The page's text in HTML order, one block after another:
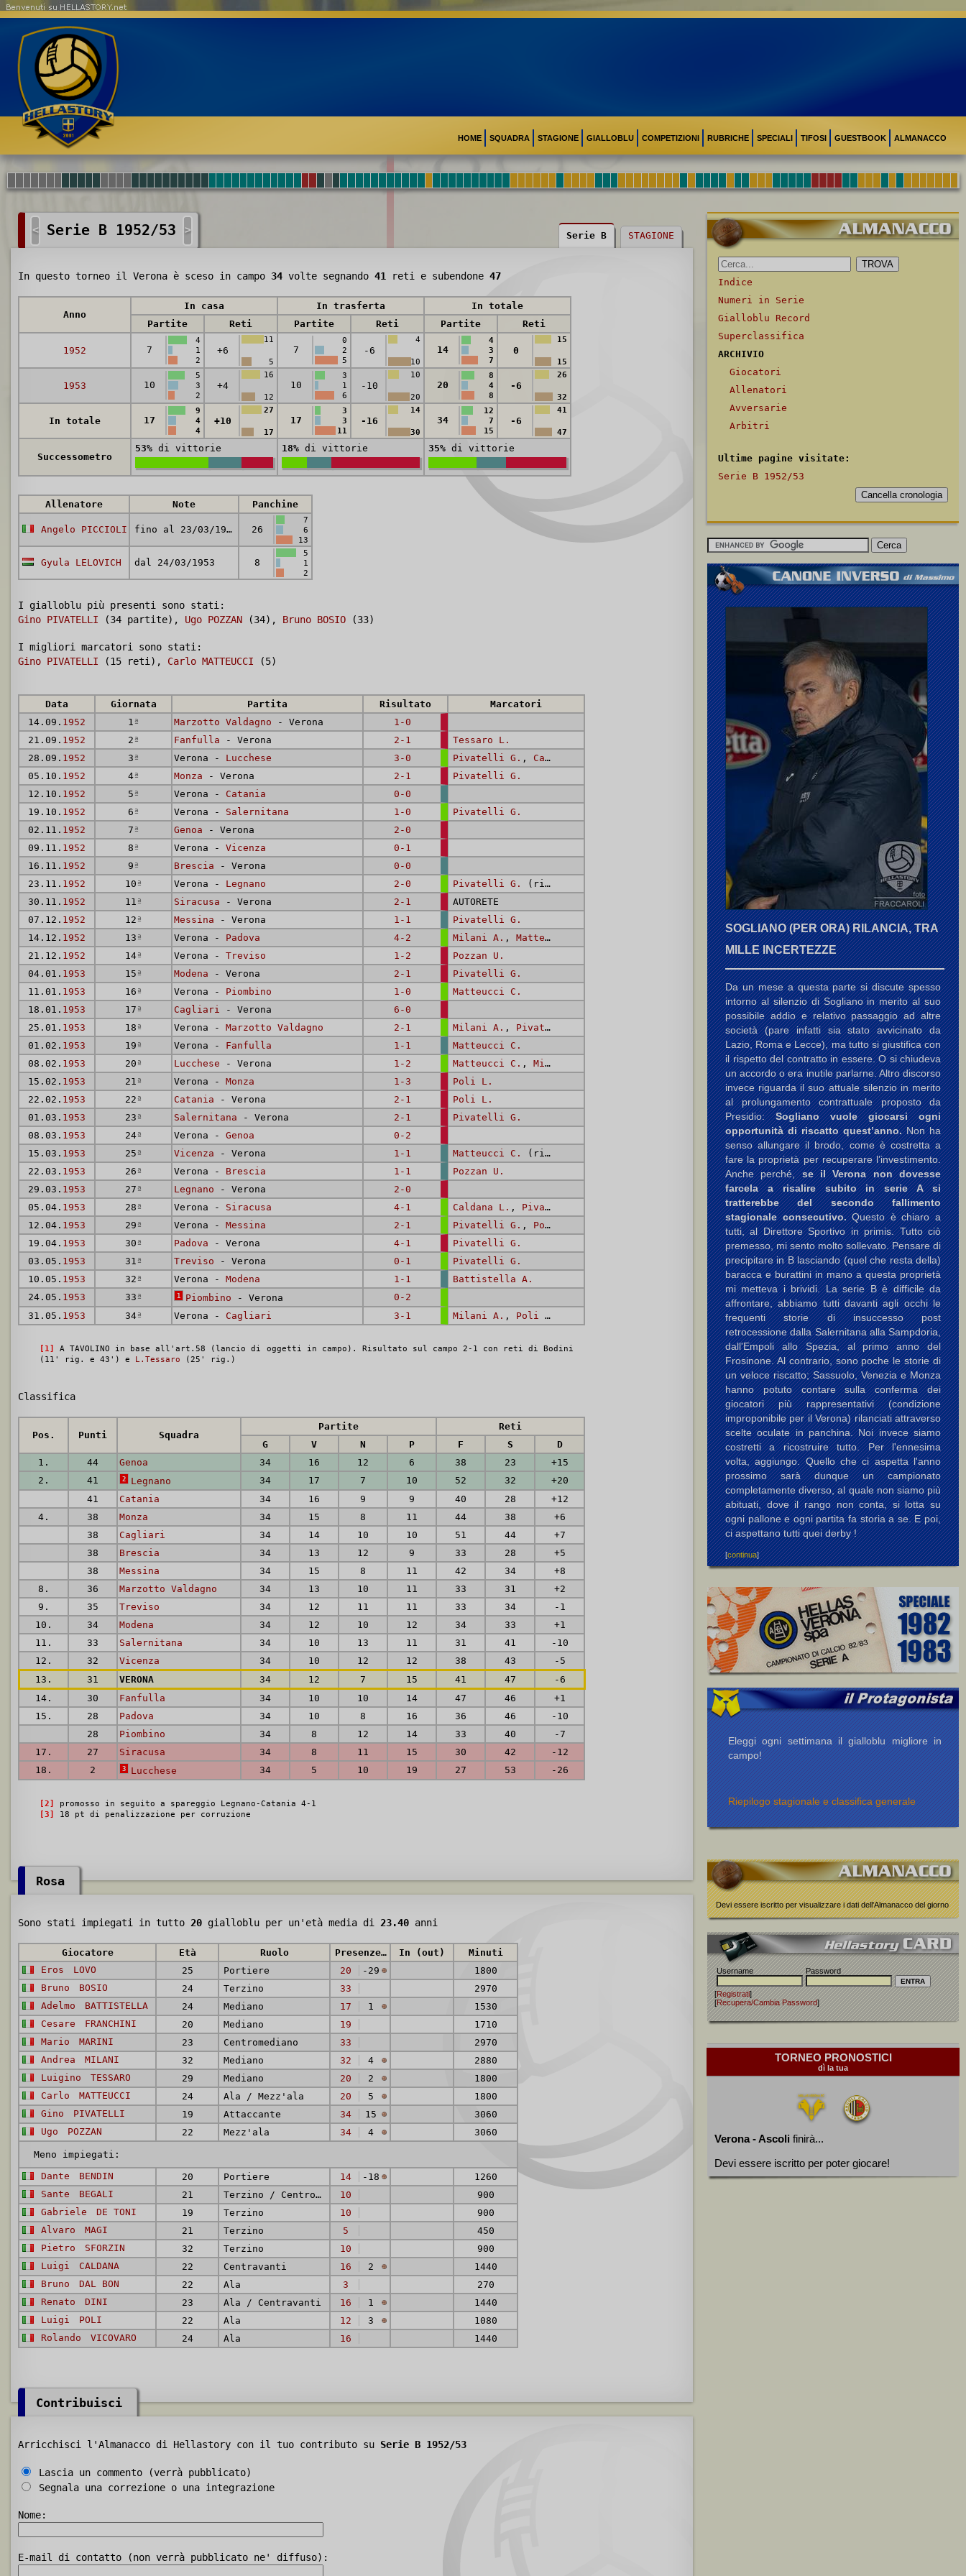
HOME SQUADRA STAGIONE GIALLOBLU COMPETIZIONI RUBRICHE SPECIALI TIFOSI GUESTBOOK ALMANACCO
Benvenuti su HELLASTORY.net
< Serie B 1952/53 > Serie B STAGIONE
In questo torneo il Verona è sceso in campo 34 volte segnando 41 reti e subendone 47
Anno
In casa In trasferta
In totale
Partite
Reti Partite Reti Partite Reti
1952 7
4
1
2
+6
11
5
7
0
2
5
-6
4
10
14
4
3
7
0
15
15
1953 10
5
3
2
+4
16
12
10
3
1
6
-10
10
20
20
8
4
8
-6
26
32
In totale 17
9
4
4
+10
27
17
17
3
3
11
-16
14
30
34
12
7
15
-6
41
47
Successometro
53% di vittorie 18% di vittorie 35% di vittorie
Allenatore Note Panchine
Angelo PICCIOLI fino al 23/03/1953 26
7
6
13
Gyula LELOVICH dal 24/03/1953 8
5
1
2
I gialloblu più presenti sono stati:
Gino PIVATELLI (34 partite), Ugo POZZAN (34), Bruno BOSIO (33)
I migliori marcatori sono stati:
Gino PIVATELLI (15 reti), Carlo MATTEUCCI (5)
Data Giornata Partita Risultato
Marcatori
14.09. 1952 1 ª Marzotto Valdagno - Verona
1-0
21.09. 1952 2 ª Fanfulla - Verona 2-1
Tessaro L.
28.09. 1952 3 ª Verona - Lucchese 3-0 Pivatelli G. , Caldana L.
05.10. 1952 4ª Monza - Verona 2-1
Pivatelli G.
12.10. 1952 5 ª Verona - Catania
0-0
19.10. 1952 6 ª Verona - Salernitana 1-0
Pivatelli G.
02.11. 1952 7 ª Genoa - Verona
2-0
09.11. 1952 8 ª Verona - Vicenza
0-1
16.11. 1952 9 ª Brescia - Verona
0-0
23.11. 1952 10 ª Verona - Legnano 2-0 Pivatelli G. (rig.),
30.11. 1952 11 ª Siracusa - Verona 2-1
AUTORETE
07.12. 1952 12 ª Messina - Verona 1-1
Pivatelli G.
14.12. 1952 13 ª Verona - Padova 4-2 Milani A. , Matteucci C. (rig.),Tessaro L.
21.12. 1952 14ª Verona - Treviso 1-2
Pozzan U.
04.01. 1953 15 ª Modena - Verona 2-1
Pivatelli G.
11.01. 1953 16 ª Verona - Piombino 1-0
Matteucci C.
18.01. 1953 17 ª Cagliari - Verona
6-0
25.01. 1953 18 ª Verona - Marzotto Valdagno 2-1 Milani A. , Pivatelli G.
01.02. 1953 19 ª Verona - Fanfulla 1-1
Matteucci C.
08.02. 1953 20 ª Lucchese - Verona 1-2 Matteucci C. , Milani A.
15.02. 1953 21 ª Verona - Monza 1-3
Poli L.
22.02. 1953 22 ª Catania - Verona 2-1
Poli L.
01.03. 1953 23 ª Salernitana - Verona 2-1
Pivatelli G.
08.03. 1953 24ª Verona - Genoa
0-2
15.03. 1953 25 ª Vicenza - Verona 1-1 Matteucci C.
(rig.)
22.03. 1953 26 ª Verona - Brescia 1-1
Pozzan U.
29.03. 1953 27 ª Legnano - Verona
2-0
05.04. 1953 28 ª Verona - Siracusa 4-1 Caldana L. , Pivatelli G.
Pivatelli G.
12.04. 1953 29 ª Verona - Messina 2-1 Pivatelli G. , Pozzan U.
19.04. 1953 30 ª Padova - Verona 4-1
Pivatelli G.
03.05. 1953 31 ª Treviso - Verona 0-1
Pivatelli G.
10.05. 1953 32 ª Verona - Modena 1-1
Battistella A.
24.05. 1953 33 ª 1 Piombino - Verona
0-2
31.05. 1953 34ª Verona - Cagliari 3-1 Milani A. , Poli L.
[1]
A TAVOLINO in base all'art.58 (lancio di oggetti in campo). Risultato sul campo 2-1 con reti di Bodini
(11' rig. e 43') e L.Tessaro (25' rig.)
Classifica
Pos. Punti Squadra
Partite
Reti
G
V N P F S
D
1.
44 Genoa 34 16 12 6 38 23
+15
2.
41 2 Legnano 34 17 7 10 52 32
+20
41
Catania 34 16 9 9 40 28
+12
4.
38 Monza 34 15 8 11 44 38
+6
38
Cagliari 34 14 10 10 51 44
+7
38
Brescia 34 13 12 9 33 28
+5
38
Messina 34 15 8 11 42 34
+8
8.
36 Marzotto Valdagno 34 13 10 11 33 31
+2
9.
35 Treviso 34 12 11 11 33 34
-1
10.
34 Modena 34 12 10 12 34 33
+1
11.
33 Salernitana 34 10 13 11 31 41
-10
12.
32 Vicenza 34 10 12 12 38 43
-5
13.
31 VERONA 34 12 7 15 41 47
-6
14.
30 Fanfulla 34 10 10 14 47 46
+1
15.
28 Padova 34 10 8 16 36 46
-10
28
Piombino 34 8 12 14 33 40
-7
17.
27 Siracusa 34 8 11 15 30 42
-12
18.
2 3 Lucchese 34 5 10 19 27 53 -26
[2]
promosso in seguito a spareggio Legnano-Catania 4-1
[3]
18 pt di penalizzazione per corruzione
Rosa
Sono stati impiegati in tutto 20 gialloblu per un'età media di 23.40 anni
Giocatore Età Ruolo Presenze (reti) In (out)
Minuti
Eros
LOVO 25 Portiere 20 -29
1800
Bruno
BOSIO 24 Terzino 33
2970
Adelmo
BATTISTELLA 24 Mediano 17 1
1530
Cesare
FRANCHINI 20 Mediano 19
1710
Mario
MARINI 23 Centromediano 33
2970
Andrea
MILANI 32 Mediano 32 4
2880
Luigino
TESSARO 29 Mediano 20 2
1800
Carlo
MATTEUCCI 24 Ala / Mezz'ala 20 5
1800
Gino
PIVATELLI 19 Attaccante 34 15
3060
Ugo
POZZAN 22 Mezz'ala 34 4 3060
Meno impiegati:
Dante
BENDIN 20 Portiere 14 -18
1260
Sante
BEGALI 21 Terzino / Centromediano 10
900
Gabriele
DE TONI 19 Terzino 10
900
Alvaro
MAGI 21 Terzino 5
450
Pietro
SFORZIN 32 Terzino 10
900
Luigi
CALDANA 22 Centravanti 16 2
1440
Bruno
DAL BON 22 Ala 3
270
Renato
DINI 23 Ala / Centravanti 16 1
1440
Luigi
POLI 22 Ala 12 3
1080
Rolando
VICOVARO 24 Ala 16 1440
Contribuisci
Arricchisci l'Almanacco di Hellastory con il tuo contributo su Serie B 1952/53
Lascia un commento (verrà pubblicato)
Segnala una correzione o una integrazione
Nome:
E-mail di contatto (non verrà pubblicato ne' diffuso):
Indice
Numeri in Serie
Gialloblu Record
Superclassifica
ARCHIVIO
Giocatori
Allenatori
Avversarie
Arbitri
Ultime pagine visitate:
Serie B 1952/53
SOGLIANO (PER ORA) RILANCIA, TRA
MILLE INCERTEZZE
Da un mese a questa parte si discute spesso
intorno al silenzio di Sogliano in merito al suo
possibile addio e relativo passaggio ad altre
società (pare infatti sia stato avvicinato da
Lazio, Roma e Lecce), ma tutto si giustifica con
il rispetto del contratto in essere. O si chiudeva
un accordo o era inutile parlarne. Altro discorso
invece riguarda il suo attuale silenzio in merito
al prolungamento contrattuale proposto da
Presidio:Sogliano vuole giocarsi ogni
opportunità di riscatto quest’anno.Non ha
senso allungare il brodo, come è costretta a
fare la proprietà per recuperare l’investimento.
Anche perché,se il Verona non dovesse
farcela a risalire subito in serie A si
tratterebbe del secondo fallimento
stagionale consecutivo.Questo è chiaro a
tutti, al Direttore Sportivo in primis. Tutto ciò
premesso, mi sento molto sollevato. Pensare di
precipitare in B lasciando (quel che resta della)
baracca e burattini in mano a questa proprietà
mi metteva i brividi. La serie B è difficile da
affrontare, abbiamo tutti davanti agli occhi le
frequenti storie di insuccesso post
retrocessione dalla Salernitana alla Sampdoria,
dall'Empoli allo Spezia, al primo anno del
Frosinone. Al contrario, sono poche le storie di
un veloce riscatto; Sassuolo, Venezia e Monza
hanno potuto contare sulla conferma dei
giocatori più rappresentativi (condizione
improponibile per il Verona) rilanciati attraverso
scelte oculate in panchina. Noi invece siamo
costretti a ricostruire tutto. Per l'ennesima
volta, aggiungo. Quello che ci aspetta l'anno
prossimo sarà dunque un campionato
completamente diverso, al quale non siamo più
abituati, dove il rango non conta, si lotta su
ogni pallone e ogni partita fa storia a se. E poi,
ci aspettano tutti quei derby !
[continua]
Eleggi ogni settimana il gialloblu migliore in
campo!
Riepilogo stagionale e classifica generale
Devi essere iscritto per visualizzare i dati dell'Almanacco del giorno
Username Password
[Registrati]
[Recupera/Cambia Password]
TORNEO PRONOSTICI
dì la tua
Verona - Ascoli finirà...
Devi essere iscritto per poter giocare!